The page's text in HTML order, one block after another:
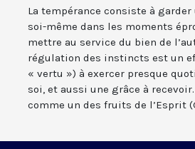
La tempérance consiste à
soi-même dans les moments
mettre au service du bien de
régulation des instincts est un
« vertu ») à exercer presque
soi, et aussi une grâce à
comme un des fruits de l’Esprit